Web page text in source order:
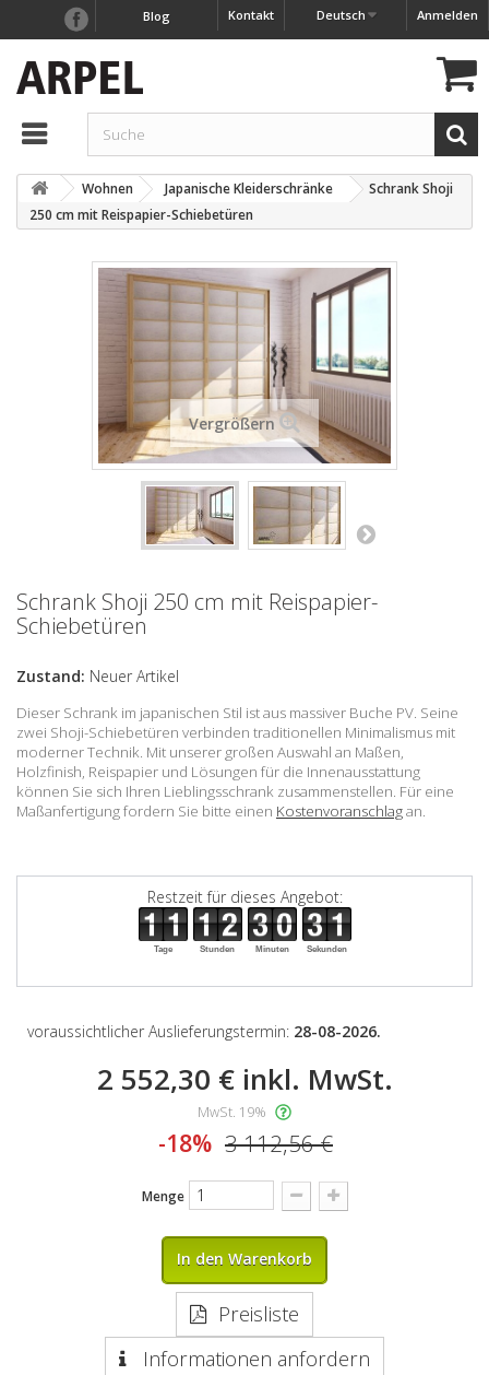
Anmelden
Deutsch
Kontakt
Blog
Wohnen Japanische Kleiderschränke
Schrank Shoji
250 cm mit Reispapier-Schiebetüren
Vergrößern
Schrank Shoji 250 cm mit Reispapier-
Schiebetüren
Zustand: Neuer Artikel
Dieser Schrank im japanischen Stil ist aus massiver Buche PV. Seine
zwei Shoji-Schiebetüren verbinden traditionellen Minimalismus mit
moderner Technik. Mit unserer großen Auswahl an Maßen,
Holzfinish, Reispapier und Lösungen für die Innenausstattung
können Sie sich Ihren Lieblingsschrank zusammenstellen. Für eine
Maßanfertigung fordern Sie bitte einen Kostenvoranschlagan.
Restzeit für dieses Angebot:
Tage Stunden Minuten Sekunden
voraussichtlicher Auslieferungstermin: 28-08-2026.
2 552,30 €inkl. MwSt.
MwSt. 19%
-18% 3 112,56 €
Menge
In den Warenkorb
Preisliste
Informationen anfordern